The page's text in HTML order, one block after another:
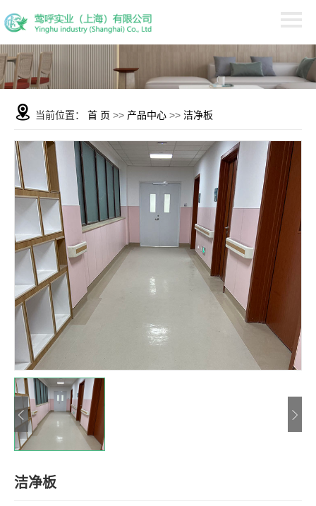
当前位置： 首 页 >> 产品中心 >> 洁净板
洁净板